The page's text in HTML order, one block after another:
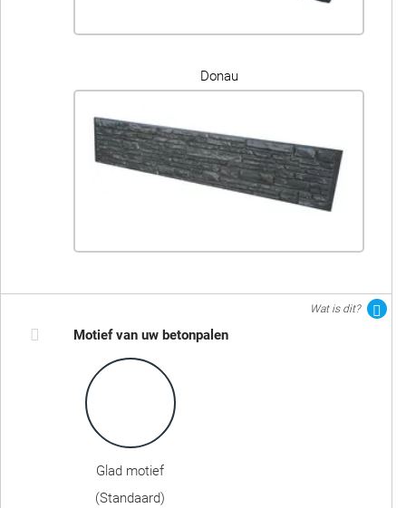
Donau
Wat is dit?
Motief van uw betonpalen
Glad motief
(Standaard)